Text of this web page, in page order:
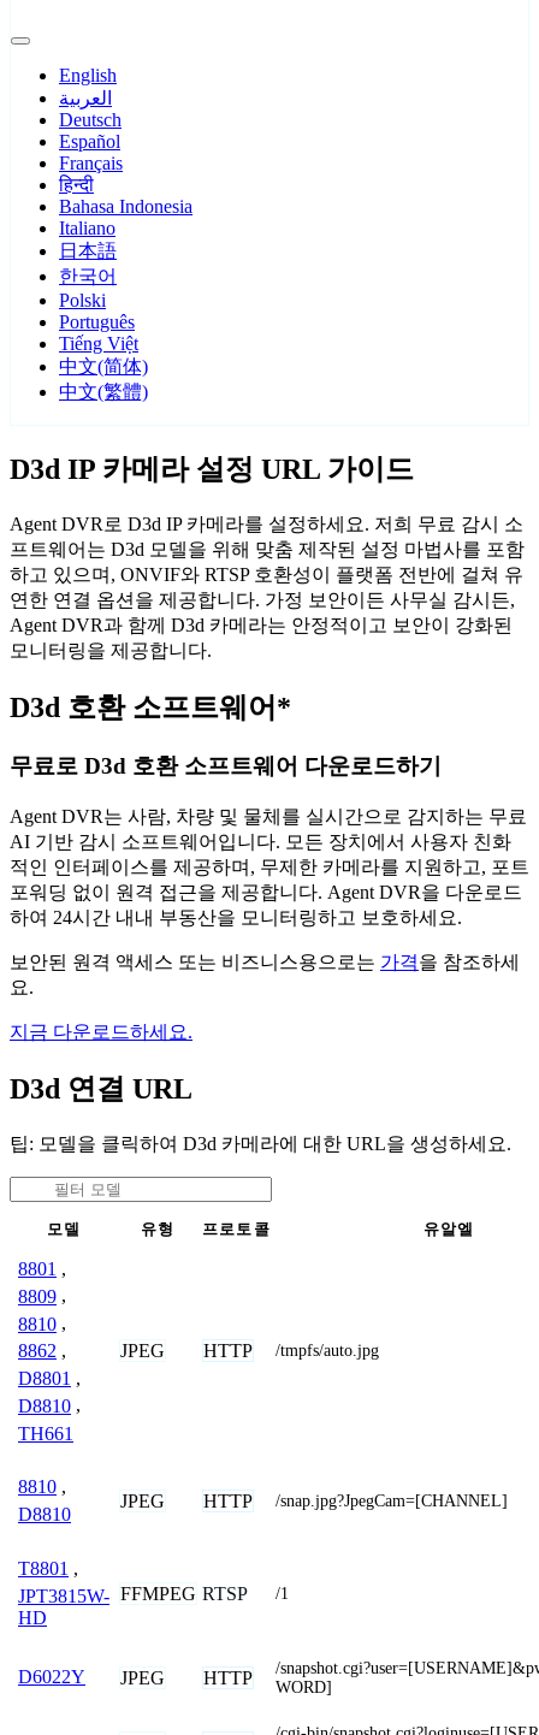
English
العربية
Deutsch
Español
Français
हिन्दी
Bahasa Indonesia
Italiano
日本語
한국어
Polski
Português
Tiếng Việt
中文(简体)
中文(繁體)
D3d IP 카메라 설정 URL 가이드
Agent DVR로 D3d IP 카메라를 설정하세요. 저희 무료 감시 소
프트웨어는 D3d 모델을 위해 맞춤 제작된 설정 마법사를 포함
하고 있으며, ONVIF와 RTSP 호환성이 플랫폼 전반에 걸쳐 유
연한 연결 옵션을 제공합니다. 가정 보안이든 사무실 감시든,
Agent DVR과 함께 D3d 카메라는 안정적이고 보안이 강화된
모니터링을 제공합니다.
D3d 호환 소프트웨어*
무료로 D3d 호환 소프트웨어 다운로드하기
Agent DVR는 사람, 차량 및 물체를 실시간으로 감지하는 무료
AI 기반 감시 소프트웨어입니다. 모든 장치에서 사용자 친화
적인 인터페이스를 제공하며, 무제한 카메라를 지원하고, 포트
포워딩 없이 원격 접근을 제공합니다. Agent DVR을 다운로드
하여 24시간 내내 부동산을 모니터링하고 보호하세요.
보안된 원격 액세스 또는 비즈니스용으로는 가격을 참조하세
요.
지금 다운로드하세요.
D3d 연결 URL
팁: 모델을 클릭하여 D3d 카메라에 대한 URL을 생성하세요.
모델 유형 프로토콜 유알엘
8801 ,
8809 ,
8810 ,
8862 ,
D8801 ,
D8810 ,
TH661
JPEG HTTP /tmpfs/auto.jpg
8810 ,
D8810
JPEG HTTP /snap.jpg?JpegCam=[CHANNEL]
T8801 ,
JPT3815W-
HD
FFMPEG RTSP /1
D6022Y JPEG HTTP
/
WORD]